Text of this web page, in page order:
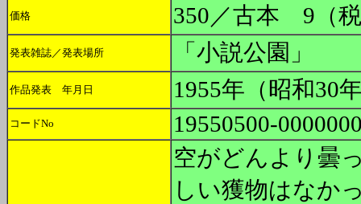
価格 350／古本 9（
発表雑誌／発表場所 「小説公園」
作品発表 年月日 1955年（昭和30
コードNo 19550500-
空がどんより曇
しい獲物はなか